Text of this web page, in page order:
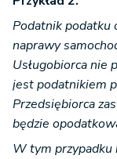
Podatnik podatku
naprawy
Usługobiorca nie
jest podatnikiem
Przedsiębiorca
będzie
W tym przypadku